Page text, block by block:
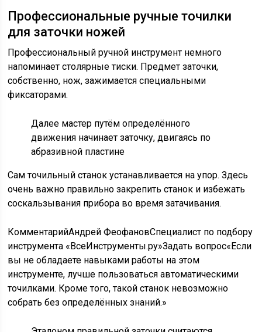
Профессиональные ручные точилки
для заточки ножей
Профессиональный ручной инструмент немного
напоминает столярные тиски. Предмет заточки,
собственно, нож, зажимается специальными
фиксаторами.
Далее мастер путём определённого
движения начинает заточку, двигаясь по
абразивной пластине
Сам точильный станок устанавливается на упор. Здесь
очень важно правильно закрепить станок и избежать
соскальзывания прибора во время затачивания.
КомментарийАндрей ФеофановСпециалист по подбору
инструмента «ВсеИнструменты.ру»Задать вопрос«Если
вы не обладаете навыками работы на этом
инструменте, лучше пользоваться автоматическими
точилками. Кроме того, такой станок невозможно
собрать без определённых знаний.»